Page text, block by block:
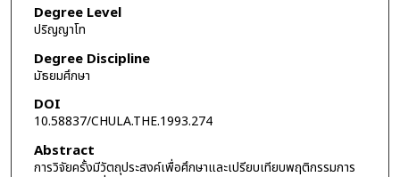
Degree Level
ปริญญาโท
Degree Discipline
มัธยมศึกษา
DOI
10.58837/CHULA.THE.1993.274
Abstract
การวิจัยครั้งมีวัตถุประสงค์เพื่อศึกษาและเปรียบเทียบพฤติกรรมการ